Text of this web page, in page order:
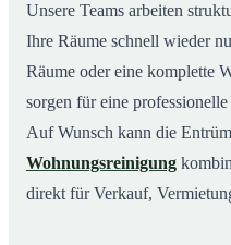
Unsere Teams arbeiten
Ihre Räume schnell wieder
Räume oder eine komplette
sorgen für eine
Auf Wunsch kann die
Wohnungsreinigung
direkt für Verkauf,